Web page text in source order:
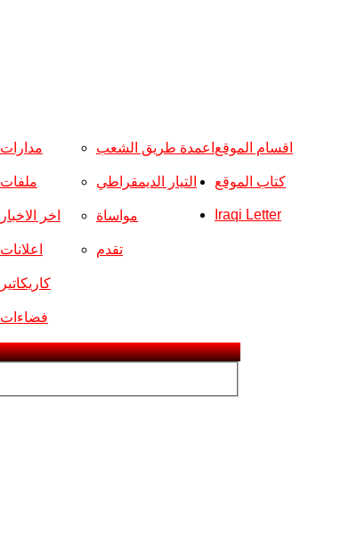
اقسام الموقع مدارات
ملفات
اخر الاخبار
اعلانات
كاريكاتير
فضاءات
اعمدة طريق الشعب
التيار الديمقراطي
مواساة
تقدم
كتاب الموقع
Iraqi Letter